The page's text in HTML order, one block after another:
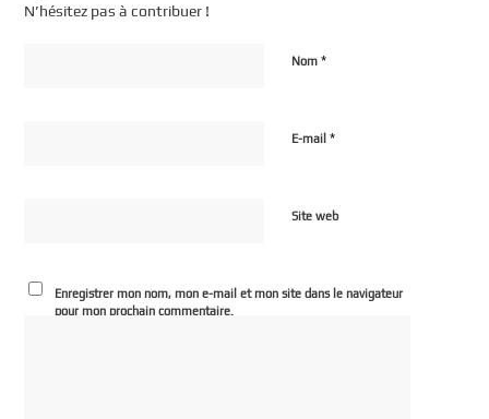
N’hésitez pas à contribuer !
Nom*
E-mail*
Site web
Enregistrer mon nom, mon e-mail et mon site dans le navigateur
pour mon prochain commentaire.